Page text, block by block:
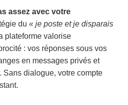
assez avec votre
du « je poste et je disparais
plateforme valorise
: vos réponses sous vos
en messages privés et
Sans dialogue, votre compte